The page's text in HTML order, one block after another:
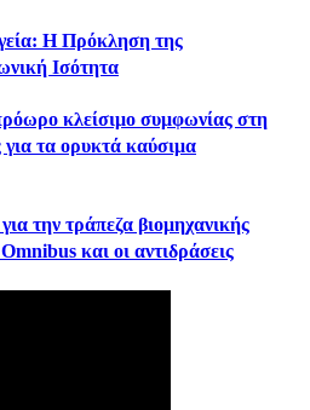
Η Πρόκληση της
Ισότητα
κλείσιμο συμφωνίας στη
τα ορυκτά καύσιμα
την τράπεζα βιομηχανικής
και οι αντιδράσεις